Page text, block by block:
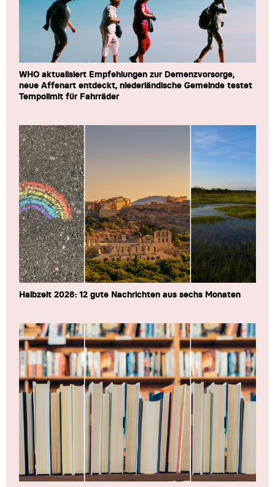
WHO aktualisiert Empfehlungen zur Demenzvorsorge,
neue Affenart entdeckt, niederländische Gemeinde testet
Tempolimit für Fahrräder
Halbzeit 2026: 12 gute Nachrichten aus sechs Monaten